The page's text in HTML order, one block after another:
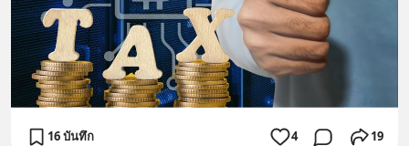
16 บันทึก 4 19